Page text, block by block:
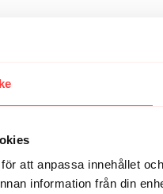
att anpassa innehållet
information från din